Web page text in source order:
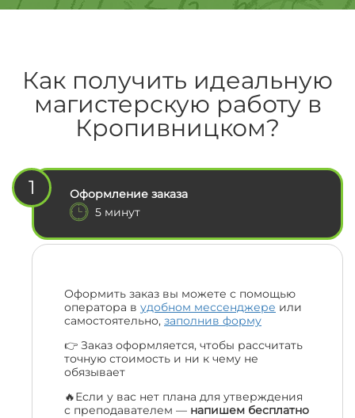
Как получить идеальную
магистерскую работу в
Кропивницком?
1
Оформление заказа
5 минут
Оформить заказ вы можете с помощью
оператора в удобном мессенджере или
самостоятельно, заполнив форму
👉 Заказ оформляется, чтобы рассчитать
точную стоимость и ни к чему не
обязывает
🔥Если у вас нет плана для утверждения
с преподавателем — напишем бесплатно